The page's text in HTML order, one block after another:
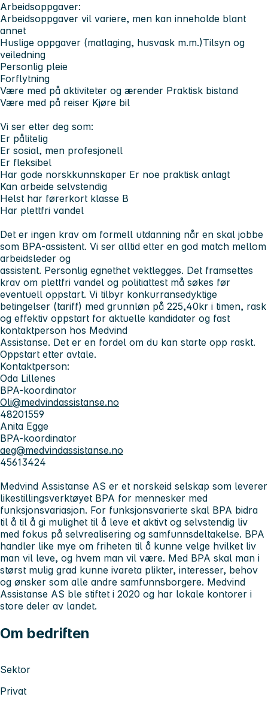
Arbeidsoppgaver:
Arbeidsoppgaver vil variere, men kan inneholde blant
annet
Huslige oppgaver (matlaging, husvask m.m.)Tilsyn og
veiledning
Personlig pleie
Forflytning
Være med på aktiviteter og ærender Praktisk bistand
Være med på reiser Kjøre bil
Vi ser etter deg som:
Er pålitelig
Er sosial, men profesjonell
Er fleksibel
Har gode norskkunnskaper Er noe praktisk anlagt
Kan arbeide selvstendig
Helst har førerkort klasse B
Har plettfri vandel
Det er ingen krav om formell utdanning når en skal jobbe
som BPA-assistent. Vi ser alltid etter en god match mellom
arbeidsleder og
assistent. Personlig egnethet vektlegges. Det framsettes
krav om plettfri vandel og politiattest må søkes før
eventuell oppstart. Vi tilbyr konkurransedyktige
betingelser (tariff) med grunnløn på 225,40kr i timen, rask
og effektiv oppstart for aktuelle kandidater og fast
kontaktperson hos Medvind
Assistanse. Det er en fordel om du kan starte opp raskt.
Oppstart etter avtale.
Kontaktperson:
Oda Lillenes
BPA-koordinator
Oli@medvindassistanse.no
48201559
Anita Egge
BPA-koordinator
aeg@medvindassistanse.no
45613424
Medvind Assistanse AS er et norskeid selskap som leverer
likestillingsverktøyet BPA for mennesker med
funksjonsvariasjon. For funksjonsvarierte skal BPA bidra
til å til å gi mulighet til å leve et aktivt og selvstendig liv
med fokus på selvrealisering og samfunnsdeltakelse. BPA
handler like mye om friheten til å kunne velge hvilket liv
man vil leve, og hvem man vil være. Med BPA skal man i
størst mulig grad kunne ivareta plikter, interesser, behov
og ønsker som alle andre samfunnsborgere. Medvind
Assistanse AS ble stiftet i 2020 og har lokale kontorer i
store deler av landet.
Om bedriften
Sektor
Privat